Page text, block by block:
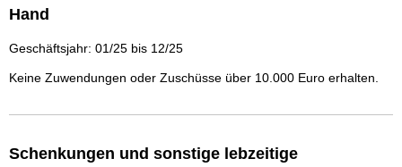
Hand
Geschäftsjahr: 01/25 bis 12/25
Keine Zuwendungen oder Zuschüsse über 10.000 Euro erhalten.
Schenkungen und sonstige lebzeitige